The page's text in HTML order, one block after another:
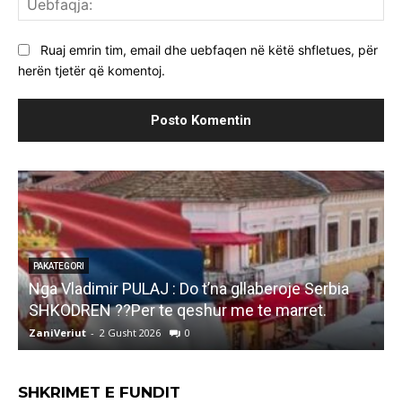
Ruaj emrin tim, email dhe uebfaqen në këtë shfletues, për
herën tjetër që komentoj.
PAKATEGORI
Marjana KOÇEKU: Kullen ne DUKAGJIN e kam
leje,psene gjeje Ti qe ke vite Deputet aq sa vet
kam jete..
ZaniVeriut - 1 Gusht 2026 0
SHKRIMET E FUNDIT